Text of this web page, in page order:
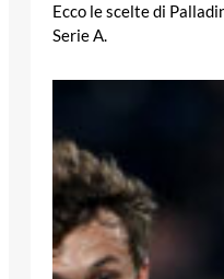
Ecco le scelte di
Serie A.